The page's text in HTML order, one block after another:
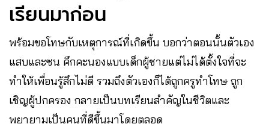
เรียนมาก่อน
พร้อมขอโทษกับเหตุการณ์ที่เกิดขึ้น บอกว่าตอนนั้นตัวเอง
แสบและซน คึกคะนองแบบเด็กผู้ชายแต่ไม่ได้ตั้งใจที่จะ
ทำให้เพื่อนรู้สึกไม่ดี รวมถึงตัวเองก็ได้ถูกครูทำโทษ ถูก
เชิญผู้ปกครอง กลายเป็นบทเรียนสำคัญในชีวิตและ
พยายามเป็นคนที่ดีขึ้นมาโดยตลอด